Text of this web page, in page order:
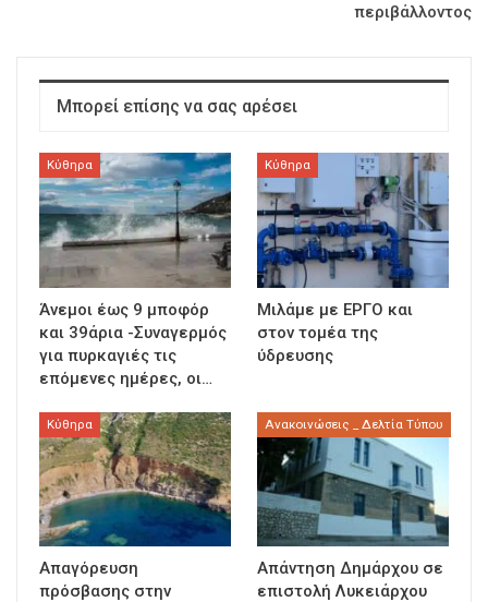
περιβάλλοντος
Μπορεί επίσης να σας αρέσει
Κύθηρα
Άνεμοι έως 9 μποφόρ
και 39άρια -Συναγερμός
για πυρκαγιές τις
επόμενες ημέρες, οι…
Κύθηρα
Μιλάμε με ΕΡΓΟ και
στον τομέα της
ύδρευσης
Κύθηρα
Απαγόρευση
πρόσβασης στην
Ανακοινώσεις _ Δελτία Τύπου
Απάντηση Δημάρχου σε
επιστολή Λυκειάρχου